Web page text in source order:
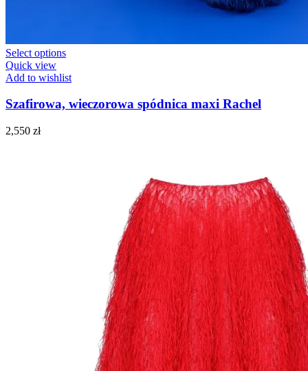
Select options
Quick view
Add to wishlist
Szafirowa, wieczorowa spódnica maxi Rachel
2,550 zł